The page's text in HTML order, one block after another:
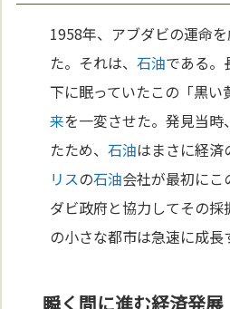
1958年、アブダビの運命
た。それは、石油である。
下に眠っていたこの「黒い
来を一変させた。発見当
たため、石油はまさに経済
リスの石油会社が最初にこ
ダビ政府と協力してその
の小さな都市は急速に成長
瞬く間に進む経済発展